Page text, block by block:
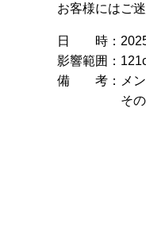
お客様にはご
日 時：2025
影響範囲：
備 考：メンテ
その他のコ